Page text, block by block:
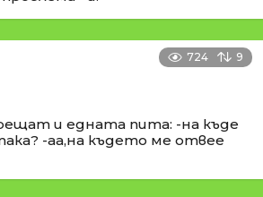
724 9
и едната пита: -на къде
-аа,на където ме отвее